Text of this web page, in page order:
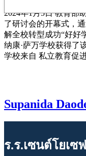
2024年1月5日 教育部
了研讨会的开幕式，
解全校转型成功“好好
纳康·萨万学校获得了
学校来自 私立教育促
Supanida
ร.ร.เซนต์โยเซฟ